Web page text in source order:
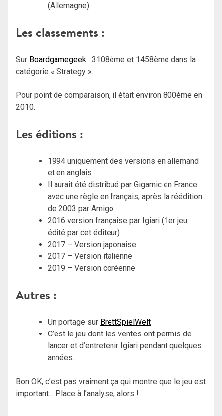
(Allemagne)
Les classements :
Sur Boardgamegeek : 3108ème et 1458ème dans la
catégorie « Strategy ».
Pour point de comparaison, il était environ 800ème en
2010.
Les éditions :
1994 uniquement des versions en allemand
et en anglais
Il aurait été distribué par Gigamic en France
avec une règle en français, après la réédition
de 2003 par Amigo.
2016 version française par Igiari (1er jeu
édité par cet éditeur)
2017 – Version japonaise
2017 – Version italienne
2019 – Version coréenne
Autres :
Un portage sur BrettSpielWelt
C’est le jeu dont les ventes ont permis de
lancer et d’entretenir Igiari pendant quelques
années.
Bon OK, c’est pas vraiment ça qui montre que le jeu est
important… Place à l’analyse, alors !